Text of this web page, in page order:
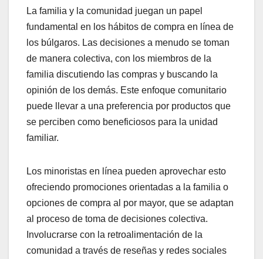
La familia y la comunidad juegan un papel
fundamental en los hábitos de compra en línea de
los búlgaros. Las decisiones a menudo se toman
de manera colectiva, con los miembros de la
familia discutiendo las compras y buscando la
opinión de los demás. Este enfoque comunitario
puede llevar a una preferencia por productos que
se perciben como beneficiosos para la unidad
familiar.
Los minoristas en línea pueden aprovechar esto
ofreciendo promociones orientadas a la familia o
opciones de compra al por mayor, que se adaptan
al proceso de toma de decisiones colectiva.
Involucrarse con la retroalimentación de la
comunidad a través de reseñas y redes sociales